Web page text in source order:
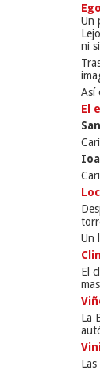
Un
ni
Así
El
Un
El
La